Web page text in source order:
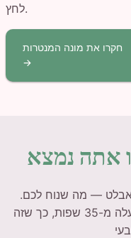
לחץ.
חקרו את מונה המנטרות
→
אתה נמצא
— מה שנוח לכם.
תרגלו בשפה שלכם, עם תמיכה בלמעלה מ-35 שפות, כך שזה